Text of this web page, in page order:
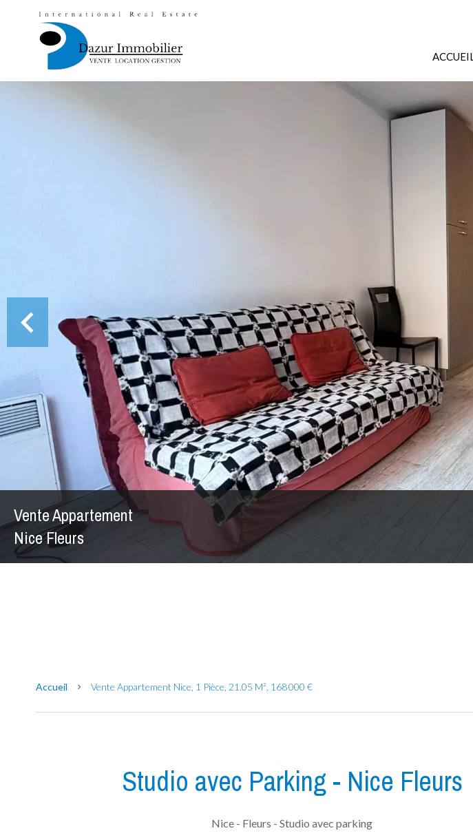
ACCUEIL
Vente Appartement
Nice Fleurs
Accueil Vente Appartement Nice, 1 Pièce, 21.05 M², 168 000 €
Studio avec Parking - Nice Fleurs
Nice - Fleurs - Studio avec parking